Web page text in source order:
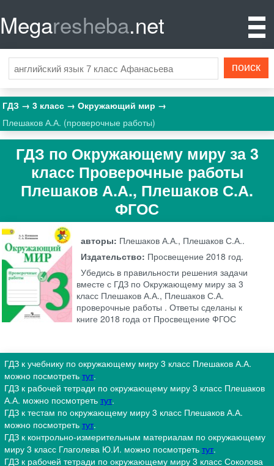
Megaresheba.net
ГДЗ 3 класс
Окружающий мир
Плешаков А.А. (проверочные работы)
ГДЗ по Окружающему миру за 3
класс Проверочные работы
Плешаков А.А., Плешаков С.А.
ФГОС
авторы: Плешаков А.А., Плешаков С.А..
Издательство: Просвещение 2018 год.
Убедись в правильности решения задачи
вместе с ГДЗ по Окружающему миру за 3
класс Плешаков А.А., Плешаков С.А.
проверочные работы . Ответы сделаны к
книге 2018 года от Просвещение ФГОС
ГДЗ к учебнику по окружающему миру 3 класс Плешаков А.А.
можно посмотреть тут.
ГДЗ к рабочей тетради по окружающему миру 3 класс Плешаков
А.А. можно посмотреть тут.
ГДЗ к тестам по окружающему миру 3 класс Плешаков А.А.
можно посмотреть тут.
ГДЗ к контрольно-измерительным материалам по окружающему
миру 3 класс Глаголева Ю.И. можно посмотреть тут.
ГДЗ к рабочей тетради по окружающему миру 3 класс Соколова